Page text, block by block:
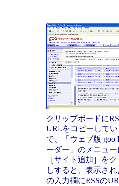
クリップボードに
URLをコピーしてい
で、「ウェブ版 goo
ーダー」のメニュー
［サイト追加］を
しすると、表示さ
の入力欄にRSSの